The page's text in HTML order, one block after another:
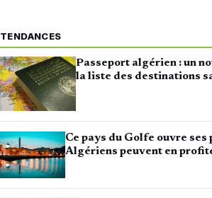
TENDANCES
Passeport algérien : un
la liste des destinations
Ce pays du Golfe ouvre ses
Algériens peuvent en